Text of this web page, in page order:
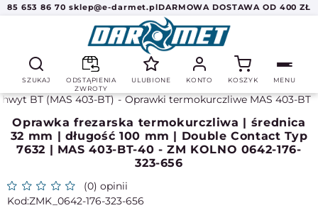
85 653 86 70 sklep@e-darmet.plDARMOWA DOSTAWA OD 400 ZŁ
SZUKAJ
ODSTĄPIENIA
ZWROTY
ULUBIONE KONTO KOSZYK MENU
BT (MAS 403-BT) Oprawki termokurczliwe MAS 403-BT
Oprawka frezarska termokurczliwa | średnica
32 mm | długość 100 mm | Double Contact Typ
7632 | MAS 403-BT-40 - ZM KOLNO 0642-176-
323-656
(0) opinii
ZMK_0642-176-323-656